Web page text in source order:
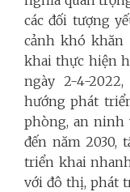
các đối tượng
cảnh khó khăn
khai thực hiện
ngày 2-4-
hướng phát
phòng, an ninh
đến năm 2030,
triển khai
với đô thị, phát